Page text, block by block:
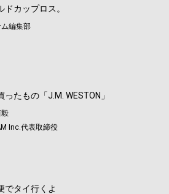
ドカップロス。
編集部
ったもの「J.M. WESTON」
Inc.代表取締役
でタイ行くよ